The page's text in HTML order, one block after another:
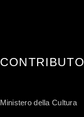
CONTRIBUTO
Ministero della Cultura